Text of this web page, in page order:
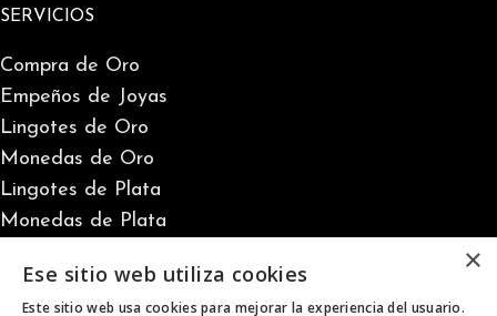
SERVICIOS
Compra de Oro
Empeños de Joyas
Lingotes de Oro
Monedas de Oro
Lingotes de Plata
Monedas de Plata
INFORMACIÓN ×
Ese sitio web utiliza cookies
Este sitio web usa cookies para mejorar la experiencia del usuario.